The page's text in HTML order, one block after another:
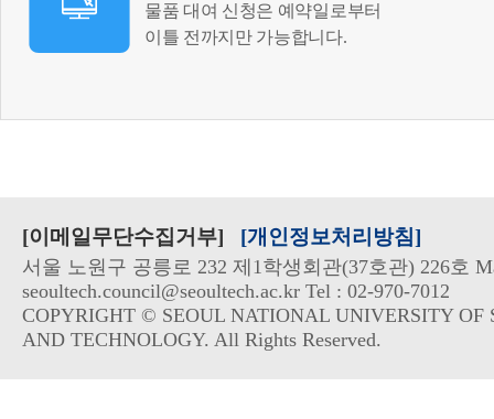
물품 대여 신청은 예약일로부터
이틀 전까지만 가능합니다.
[이메일무단수집거부] [개인정보처리방침]
서울 노원구 공릉로 232 제1학생회관(37호관) 226호
seoultech.council@seoultech.ac.kr Tel : 02-970-7012
COPYRIGHT © SEOUL NATIONAL UNIVERSITY OF
AND TECHNOLOGY. All Rights Reserved.